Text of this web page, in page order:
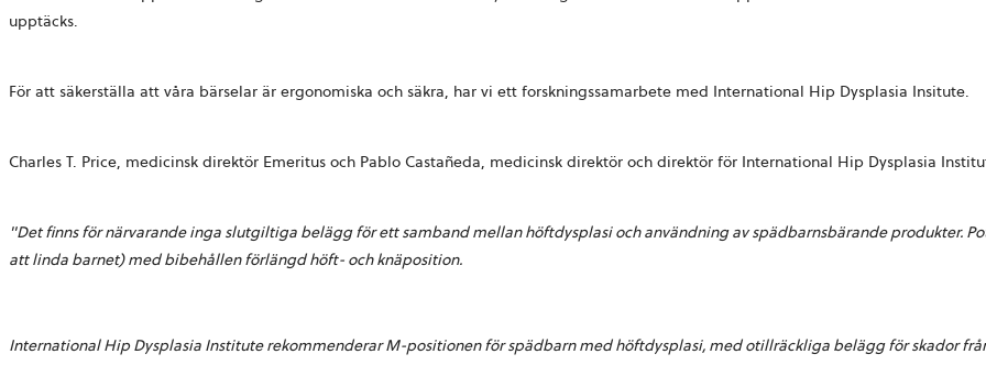
upptäcks.
För att säkerställa att våra bärselar är ergonomiska och säkra, har vi ett forskningssamarbete med International Hip Dysplasia Insitute.
Charles T. Price, medicinsk direktör Emeritus och Pablo Castañeda, medicinsk direktör och direktör för International Hip Dysplasia
"Det finns för närvarande inga slutgiltiga belägg för ett samband mellan höftdysplasi och användning av spädbarnsbärande produkter.
att linda barnet) med bibehållen förlängd höft- och knäposition.
International Hip Dysplasia Institute rekommenderar M-positionen för spädbarn med höftdysplasi, med otillräckliga belägg för skador